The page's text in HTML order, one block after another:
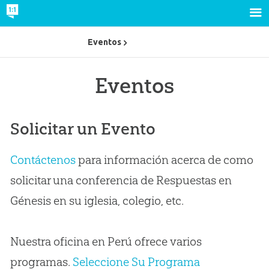
Eventos
Solicitar un Evento
Contáctenospara información acerca de como
solicitar una conferencia de Respuestas en
Génesis en su iglesia, colegio, etc.
Nuestra oficina en Perú ofrece varios
programas. Seleccione Su Programa
Eventos